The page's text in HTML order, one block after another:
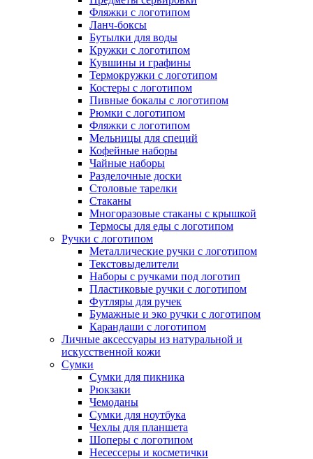
Фляжки с логотипом
Ланч-боксы
Бутылки для воды
Кружки с логотипом
Кувшины и графины
Термокружки с логотипом
Костеры с логотипом
Пивные бокалы с логотипом
Рюмки с логотипом
Фляжки с логотипом
Мельницы для специй
Кофейные наборы
Чайные наборы
Разделочные доски
Столовые тарелки
Стаканы
Многоразовые стаканы с крышкой
Термосы для еды с логотипом
Ручки с логотипом
Металлические ручки с логотипом
Текстовыделители
Наборы с ручками под логотип
Пластиковые ручки с логотипом
Футляры для ручек
Бумажные и эко ручки с логотипом
Карандаши с логотипом
Личные аксессуары из натуральной и
искусственной кожи
Сумки
Сумки для пикника
Рюкзаки
Чемоданы
Сумки для ноутбука
Чехлы для планшета
Шоперы с логотипом
Несессеры и косметички